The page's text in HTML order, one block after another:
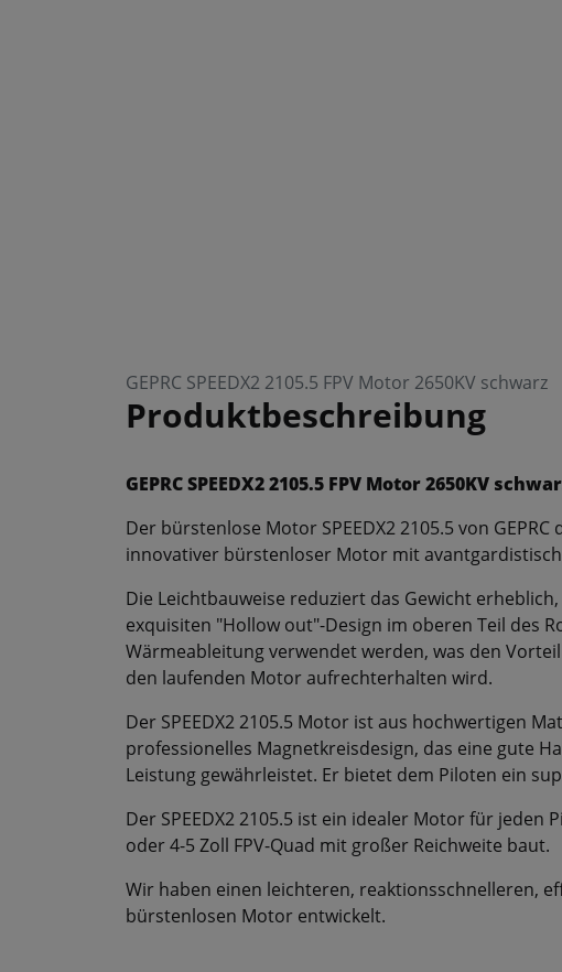
GEPRC SPEEDX2 2105.5 FPV Motor 2650KV schwarz
Produktbeschreibung
GEPRC SPEEDX2 2105.5 FPV Motor 2650KV
Der bürstenlose Motor SPEEDX2 2105.5 von
innovativer bürstenloser Motor mit
Die Leichtbauweise reduziert das Gewicht
exquisiten "Hollow out"-Design im oberen Teil des
Wärmeableitung verwendet werden, was den
den laufenden Motor aufrechterhalten wird.
Der SPEEDX2 2105.5 Motor ist aus hochwertigen
professionelles Magnetkreisdesign, das eine gute
Leistung gewährleistet. Er bietet dem Piloten ein
Der SPEEDX2 2105.5 ist ein idealer Motor für jeden
oder 4-5 Zoll FPV-Quad mit großer Reichweite baut.
Wir haben einen leichteren, reaktionsschnelleren,
bürstenlosen Motor entwickelt.